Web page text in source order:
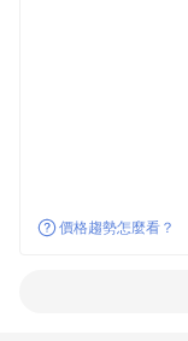
價格趨勢怎麼看？